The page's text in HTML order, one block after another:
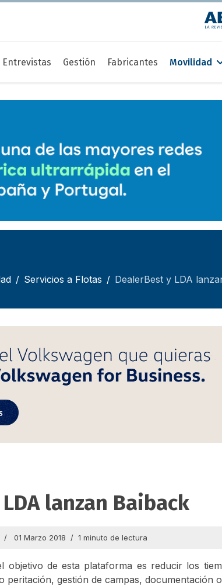
Entrevistas Gestión Fabricantes Movilidad
Servicios a Flotas DealerBest y LDA
lanzan Baiback
01 Marzo 2018 1 minuto de lectura
objetivo de esta plataforma es reducir los
peritación, gestión de campas, documentación